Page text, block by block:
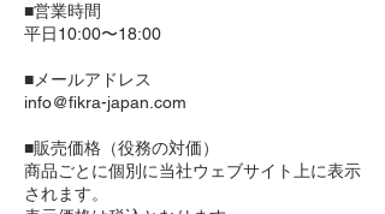
■営業時間
平日10:00〜18:00
■メールアドレス
info@fikra-japan.com
■販売価格（役務の対価）
商品ごとに個別に当社ウェブサイト上に表示
されます。